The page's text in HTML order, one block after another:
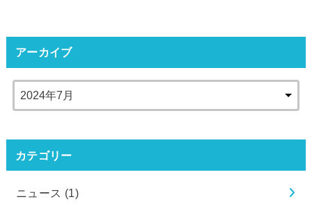
アーカイブ
カテゴリー
ニュース (1)